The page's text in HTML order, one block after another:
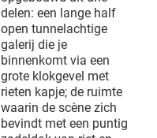
delen: een lange half
open tunnelachtige
galerij die je
binnenkomt via een
grote klokgevel met
rieten kapje; de ruimte
waarin de scène zich
bevindt met een puntig